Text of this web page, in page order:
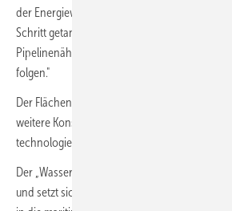
der Energiewende. Mit dem Bau der Pipeline
Schritt getan. Jetzt muss mit der Festlegung
Pipelinenähe sowie Offshore-Wasserstoff-
folgen."
Der Flächenentwicklungsplan, der
weitere Konsultationsphase geht, müsse daher
technologieoffen gestaltet werden, so die
Der „Wasserstoffachter" wurde 2021 mit acht
und setzt sich für eine verstärkte Integration